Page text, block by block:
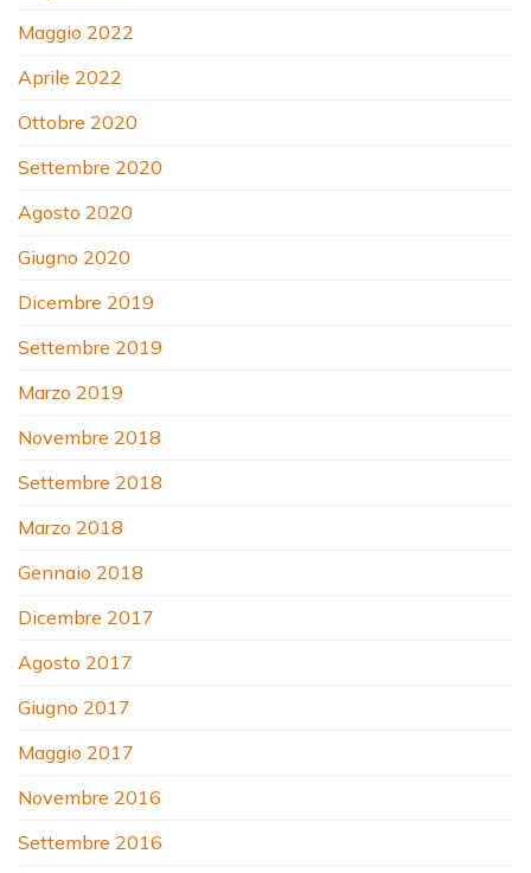
Maggio 2022
Aprile 2022
Ottobre 2020
Settembre 2020
Agosto 2020
Giugno 2020
Dicembre 2019
Settembre 2019
Marzo 2019
Novembre 2018
Settembre 2018
Marzo 2018
Gennaio 2018
Dicembre 2017
Agosto 2017
Giugno 2017
Maggio 2017
Novembre 2016
Settembre 2016